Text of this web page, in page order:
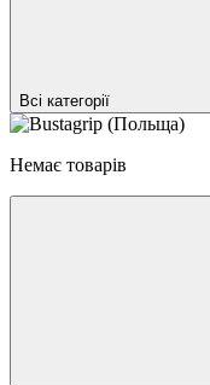
Всі категорії
Немає товарів